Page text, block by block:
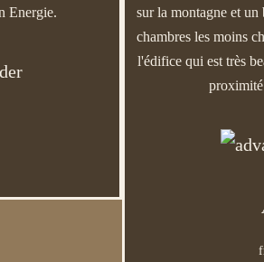
Energie.
sur la montagne et
chambres les moins
l'édifice qui est très
proximité